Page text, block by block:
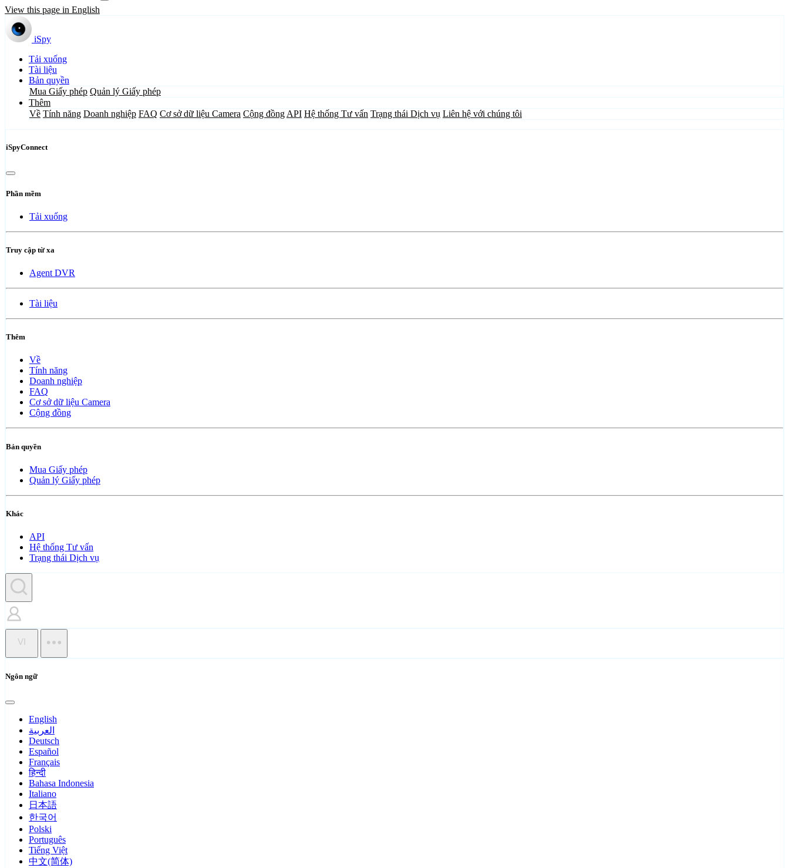
View this page in English
iSpy
Tải xuống
Tài liệu
Bản quyền
Mua Giấy phép Quản lý Giấy phép
Thêm
Về Tính năng Doanh nghiệp FAQ Cơ sở dữ liệu Camera Cộng đồng API Hệ thống Tư vấn Trạng thái Dịch vụ Liên hệ với chúng tôi
iSpyConnect
Phần mềm
Tải xuống
Truy cập từ xa
Agent DVR
Tài liệu
Thêm
Về
Tính năng
Doanh nghiệp
FAQ
Cơ sở dữ liệu Camera
Cộng đồng
Bản quyền
Mua Giấy phép
Quản lý Giấy phép
Khác
API
Hệ thống Tư vấn
Trạng thái Dịch vụ
VI
Ngôn ngữ
English
العربية
Deutsch
Español
Français
हिन्दी
Bahasa Indonesia
Italiano
日本語
한국어
Polski
Português
Tiếng Việt
中文(简体)